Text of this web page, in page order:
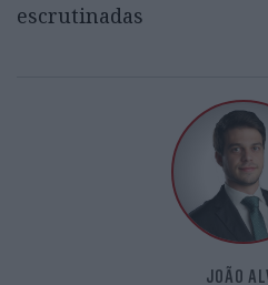
escrutinadas
JOÃO